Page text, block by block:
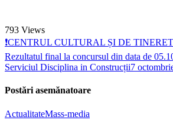
793 Views
❗CENTRUL CULTURAL ȘI DE
Rezultatul final la concursul din data de
Serviciul Disciplina in Construcții7
Postări asemănatoare
ActualitateMass-media